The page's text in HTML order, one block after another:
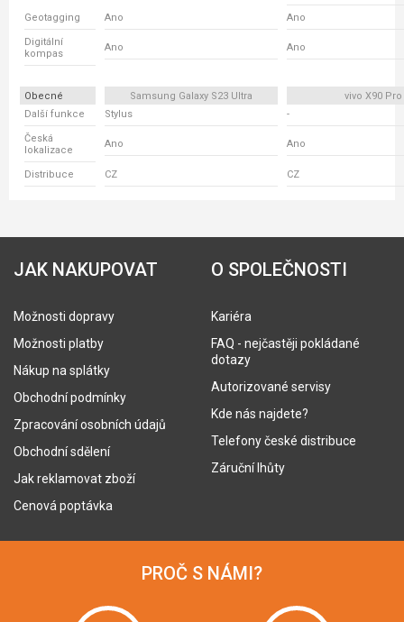
Geotagging Ano Ano
Digitální
kompas
Ano Ano
Obecné Samsung Galaxy S23 Ultra
vivo X90 Pro
Další funkce
Stylus -
Česká
lokalizace
Ano Ano
Distribuce CZ CZ
JAK NAKUPOVAT
Možnosti dopravy
Možnosti platby
Nákup na splátky
Obchodní podmínky
Zpracování osobních údajů
Obchodní sdělení
Jak reklamovat zboží
Cenová poptávka
O SPOLEČNOSTI
Kariéra
FAQ - nejčastěji pokládané
dotazy
Autorizované servisy
Kde nás najdete?
Telefony české distribuce
Záruční lhůty
PROČ S NÁMI?